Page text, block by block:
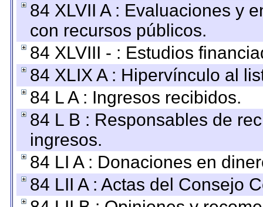
84 XLVII A : Evaluaciones y
con recursos públicos.
84 XLVIII - : Estudios
84 XLIX A : Hipervínculo al
84 L A : Ingresos recibidos.
84 L B : Responsables de
ingresos.
84 LI A : Donaciones en
84 LII A : Actas del Consejo